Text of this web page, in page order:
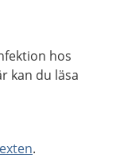
hos
kan du läsa
.